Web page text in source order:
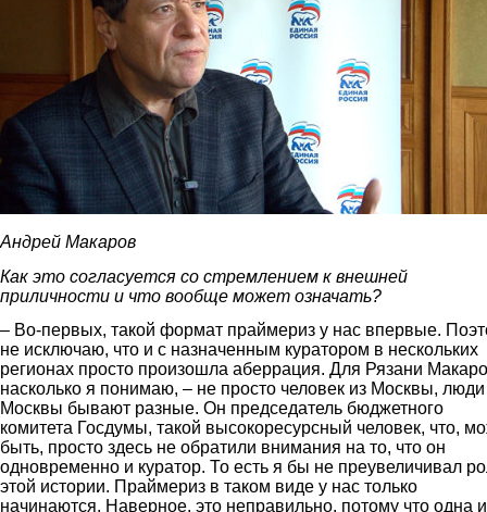
Андрей Макаров
Как это согласуется со стремлением к внешней
приличности и что вообще может означать?
– Во-первых, такой формат праймериз у нас впервые.
не исключаю, что и с назначенным куратором в нескольких
регионах просто произошла аберрация. Для Рязани
насколько я понимаю, – не просто человек из Москвы, люди
Москвы бывают разные. Он председатель бюджетного
комитета Госдумы, такой высокоресурсный человек, что,
быть, просто здесь не обратили внимания на то, что он
одновременно и куратор. То есть я бы не преувеличивал
этой истории. Праймериз в таком виде у нас только
начинаются. Наверное, это неправильно, потому что одна